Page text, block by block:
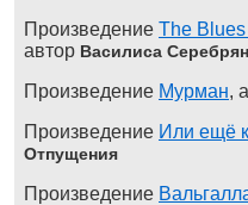
Произведение The
автор Василиса
Произведение Мурман,
Произведение Или ещё
Отпущения
Произведение